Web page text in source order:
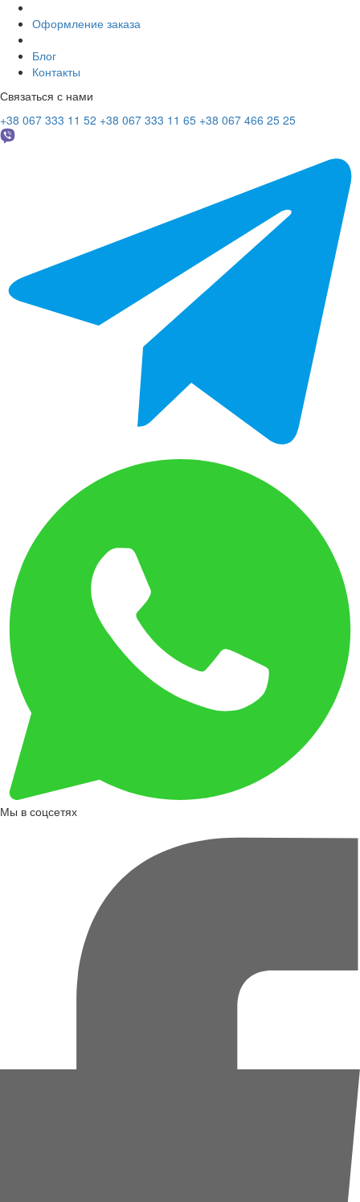
Оформление заказа
Блог
Контакты
Связаться с нами
+38 067 333 11 52 +38 067 333 11 65 +38 067 466 25 25
Мы в соцсетях